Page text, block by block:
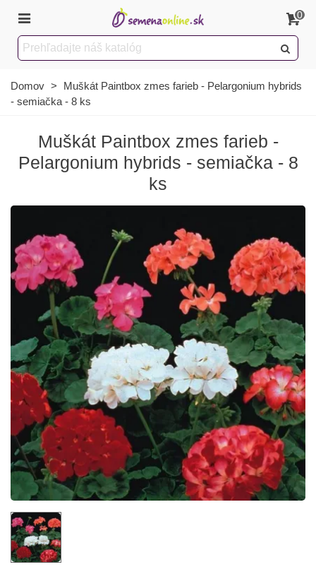
0
Domov >
Muškát Paintbox zmes farieb - Pelargonium hybrids
- semiačka - 8 ks
Muškát Paintbox zmes farieb -
Pelargonium hybrids - semiačka - 8
ks